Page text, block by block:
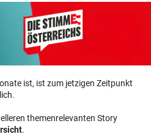
ist, ist zum jetzigen Zeitpunkt
themenrelevanten Story
.